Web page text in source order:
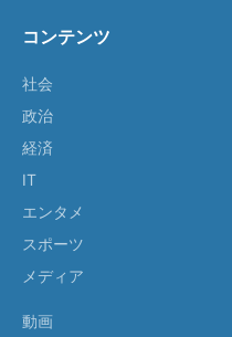
コンテンツ
社会
政治
経済
IT
エンタメ
スポーツ
メディア
動画